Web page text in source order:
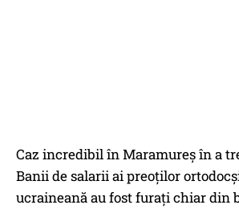
Caz incredibil în Maramureș în a
Banii de salarii ai preoților
ucraineană au fost furați chiar din